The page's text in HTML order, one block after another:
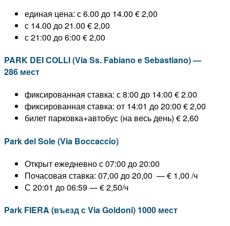
единая цена: с 6.00 до 14.00 € 2,00
с 14.00 до 21.00 € 2,00
с 21:00 до 6:00 € 2,00
PARK DEI COLLI (Via Ss. Fabiano e Sebastiano) —
286 мест
фиксированная ставка: с 8:00 до 14:00 € 2.00
фиксированная ставка: от 14:01 до 20:00 € 2,00
билет парковка+автобус (на весь день) € 2,60
Park del Sole (Via Boccaccio)
Открыт ежедневно с 07:00 до 20:00
Почасовая ставка: 07,00 до 20,00 — € 1,00 /ч
С 20:01 до 06:59 — € 2,50/ч
Park FIERA (въезд с Via Goldoni) 1000 мест